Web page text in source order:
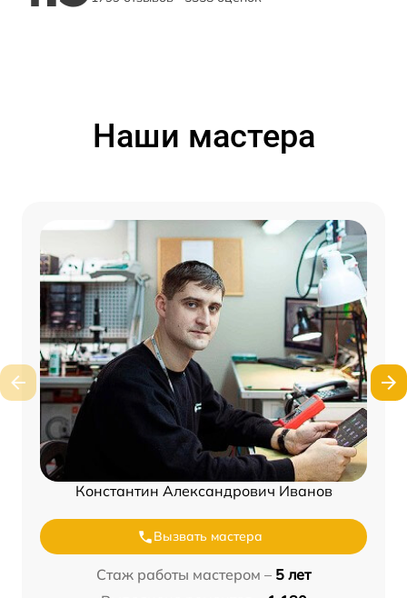
Наши мастера
Константин Александрович Иванов
Вызвать мастера
Стаж работы мастером – 5 лет